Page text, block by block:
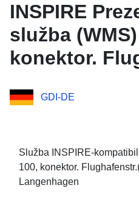
INSPIRE
služba
konektor.
Langenhagen)
GDI-DE
Služba INSPIRE-
100, konektor.
Langenhagen